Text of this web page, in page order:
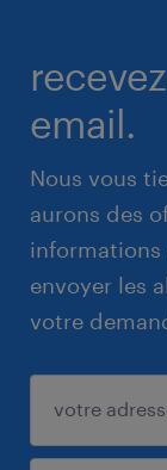
email.
Nous vous
aurons des
informations
envoyer les
votre